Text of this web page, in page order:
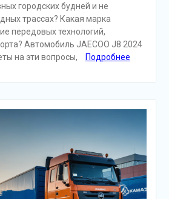
городских будней и не
трассах? Какая марка
передовых технологий,
Автомобиль JAECOO J8 2024
на эти вопросы,
Подробнее